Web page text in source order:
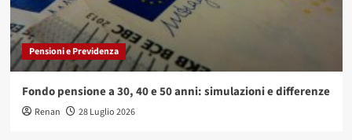
Pensioni e Previdenza
Fondo pensione a 30, 40 e 50 anni: simulazioni e differenze
Renan 28 Luglio 2026